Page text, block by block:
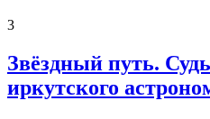
3
Звёздный путь.
иркутского